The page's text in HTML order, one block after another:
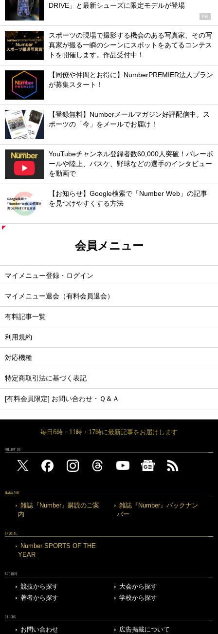
DRIVE」と最新シューズに限定モデルが登場
PR
スポーツの現場で撮影する機会のある写真家、その写
真家が撮る一瞬のシーンにスポットをあてるコンテス
トを開催します。作品受付中！
【同僚や仲間とお得に】NumberPREMIER法人プラン
が募集スタート！
【登録無料】Numberメールマガジン好評配信中。ス
ポーツの「今」をメールでお届け！
YouTubeチャンネル登録者数60,000人突破！バレーボ
ールや陸上、バスケ、野球などの選手のインタビュー
を動画で
【お知らせ】Google検索で「Number Web」の記事
を見つけやすくする方法
会員メニュー
マイメニュー登録・ログイン
マイメニュー退会（有料会員退会）
有料記事一覧
利用規約
対応機種
特定商取引法に基づく表記
[有料会員限定] お問い合わせ・Ｑ＆Ａ
毎日6時・11時・17時に最新記事をお届けします
FOLLOW US
MAGAZINE
雑誌『Number』購読のご案
内
雑誌『Number』バックナン
バー
SPECIAL
Number SPORTS OF THE
YEAR
ARCHIVE
競技から探す
大会から探す
著者から探す
学校から探す
OTHERS
お問い合わせ 広告掲載について